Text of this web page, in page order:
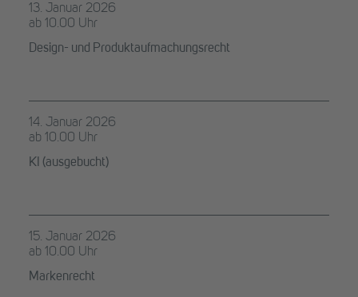
13. Januar 2026
ab 10.00 Uhr
Design- und Produktaufmachungsrecht
14. Januar 2026
ab 10.00 Uhr
KI (ausgebucht)
15. Januar 2026
ab 10.00 Uhr
Markenrecht